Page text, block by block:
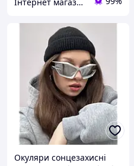
Окуляри сонцезахисні